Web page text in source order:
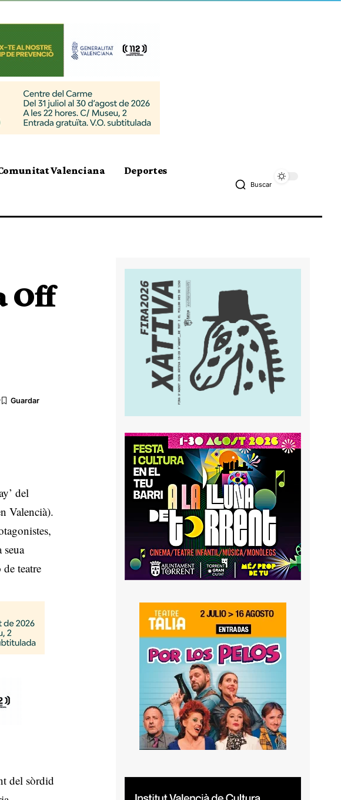
Valenciana Deportes
Buscar
Off
del
Valencià).
teatre
del sòrdid